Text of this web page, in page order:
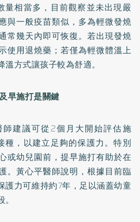
量相當多，目前觀察並未出現嚴
與一般疫苗類似，多為輕微發燒
常幾天內即可恢復。若出現發燒
使用退燒藥；若僅為輕微體溫上
方式讓孩子較為舒適。
早施打是關鍵
建議可從2個月大開始評估施
種，以建立足夠的保護力。特別
或幼兒園前，提早施打有助於在
。黃心平醫師說明，根據目前臨
護力可維持約7年，足以涵蓋幼童